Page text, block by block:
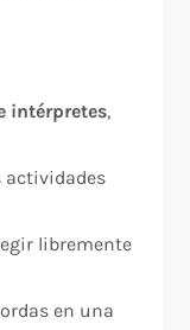
intérpretes,
actividades
libremente
en una